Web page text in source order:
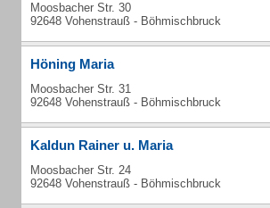
Moosbacher Str. 30
92648 Vohenstrauß - Böhmischbruck
Höning Maria
Moosbacher Str. 31
92648 Vohenstrauß - Böhmischbruck
Kaldun Rainer u. Maria
Moosbacher Str. 24
92648 Vohenstrauß - Böhmischbruck